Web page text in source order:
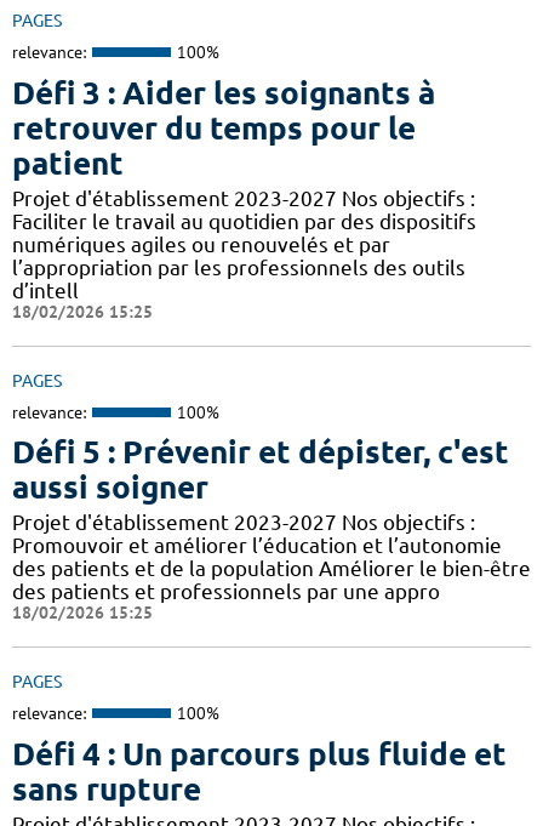
PAGES
relevance: 100%
Défi 3 : Aider les soignants à
retrouver du temps pour le
patient
Projet d'établissement 2023-2027 Nos objectifs :
Faciliter le travail au quotidien par des dispositifs
numériques agiles ou renouvelés et par
l’appropriation par les professionnels des outils
d’intell
18/02/2026 15:25
PAGES
relevance: 100%
Défi 5 : Prévenir et dépister, c'est
aussi soigner
Projet d'établissement 2023-2027 Nos objectifs :
Promouvoir et améliorer l’éducation et l’autonomie
des patients et de la population Améliorer le bien-être
des patients et professionnels par une appro
18/02/2026 15:25
PAGES
relevance: 100%
Défi 4 : Un parcours plus fluide et
sans rupture